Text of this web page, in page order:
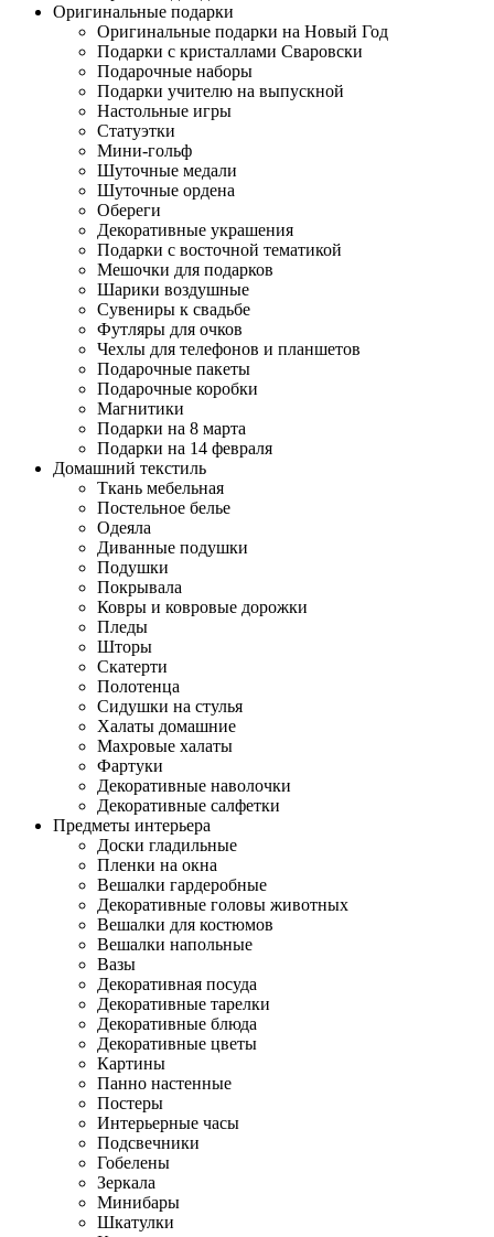
Оригинальные подарки
Оригинальные подарки на Новый Год
Подарки с кристаллами Сваровски
Подарочные наборы
Подарки учителю на выпускной
Настольные игры
Статуэтки
Мини-гольф
Шуточные медали
Шуточные ордена
Обереги
Декоративные украшения
Подарки с восточной тематикой
Мешочки для подарков
Шарики воздушные
Сувениры к свадьбе
Футляры для очков
Чехлы для телефонов и планшетов
Подарочные пакеты
Подарочные коробки
Магнитики
Подарки на 8 марта
Подарки на 14 февраля
Домашний текстиль
Ткань мебельная
Постельное белье
Одеяла
Диванные подушки
Подушки
Покрывала
Ковры и ковровые дорожки
Пледы
Шторы
Скатерти
Полотенца
Сидушки на стулья
Халаты домашние
Махровые халаты
Фартуки
Декоративные наволочки
Декоративные салфетки
Предметы интерьера
Доски гладильные
Пленки на окна
Вешалки гардеробные
Декоративные головы животных
Вешалки для костюмов
Вешалки напольные
Вазы
Декоративная посуда
Декоративные тарелки
Декоративные блюда
Декоративные цветы
Картины
Панно настенные
Постеры
Интерьерные часы
Подсвечники
Гобелены
Зеркала
Минибары
Шкатулки